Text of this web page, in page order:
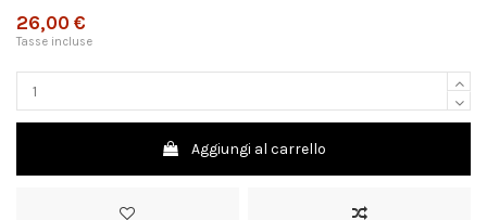
26,00 €
Tasse incluse
Aggiungi al carrello